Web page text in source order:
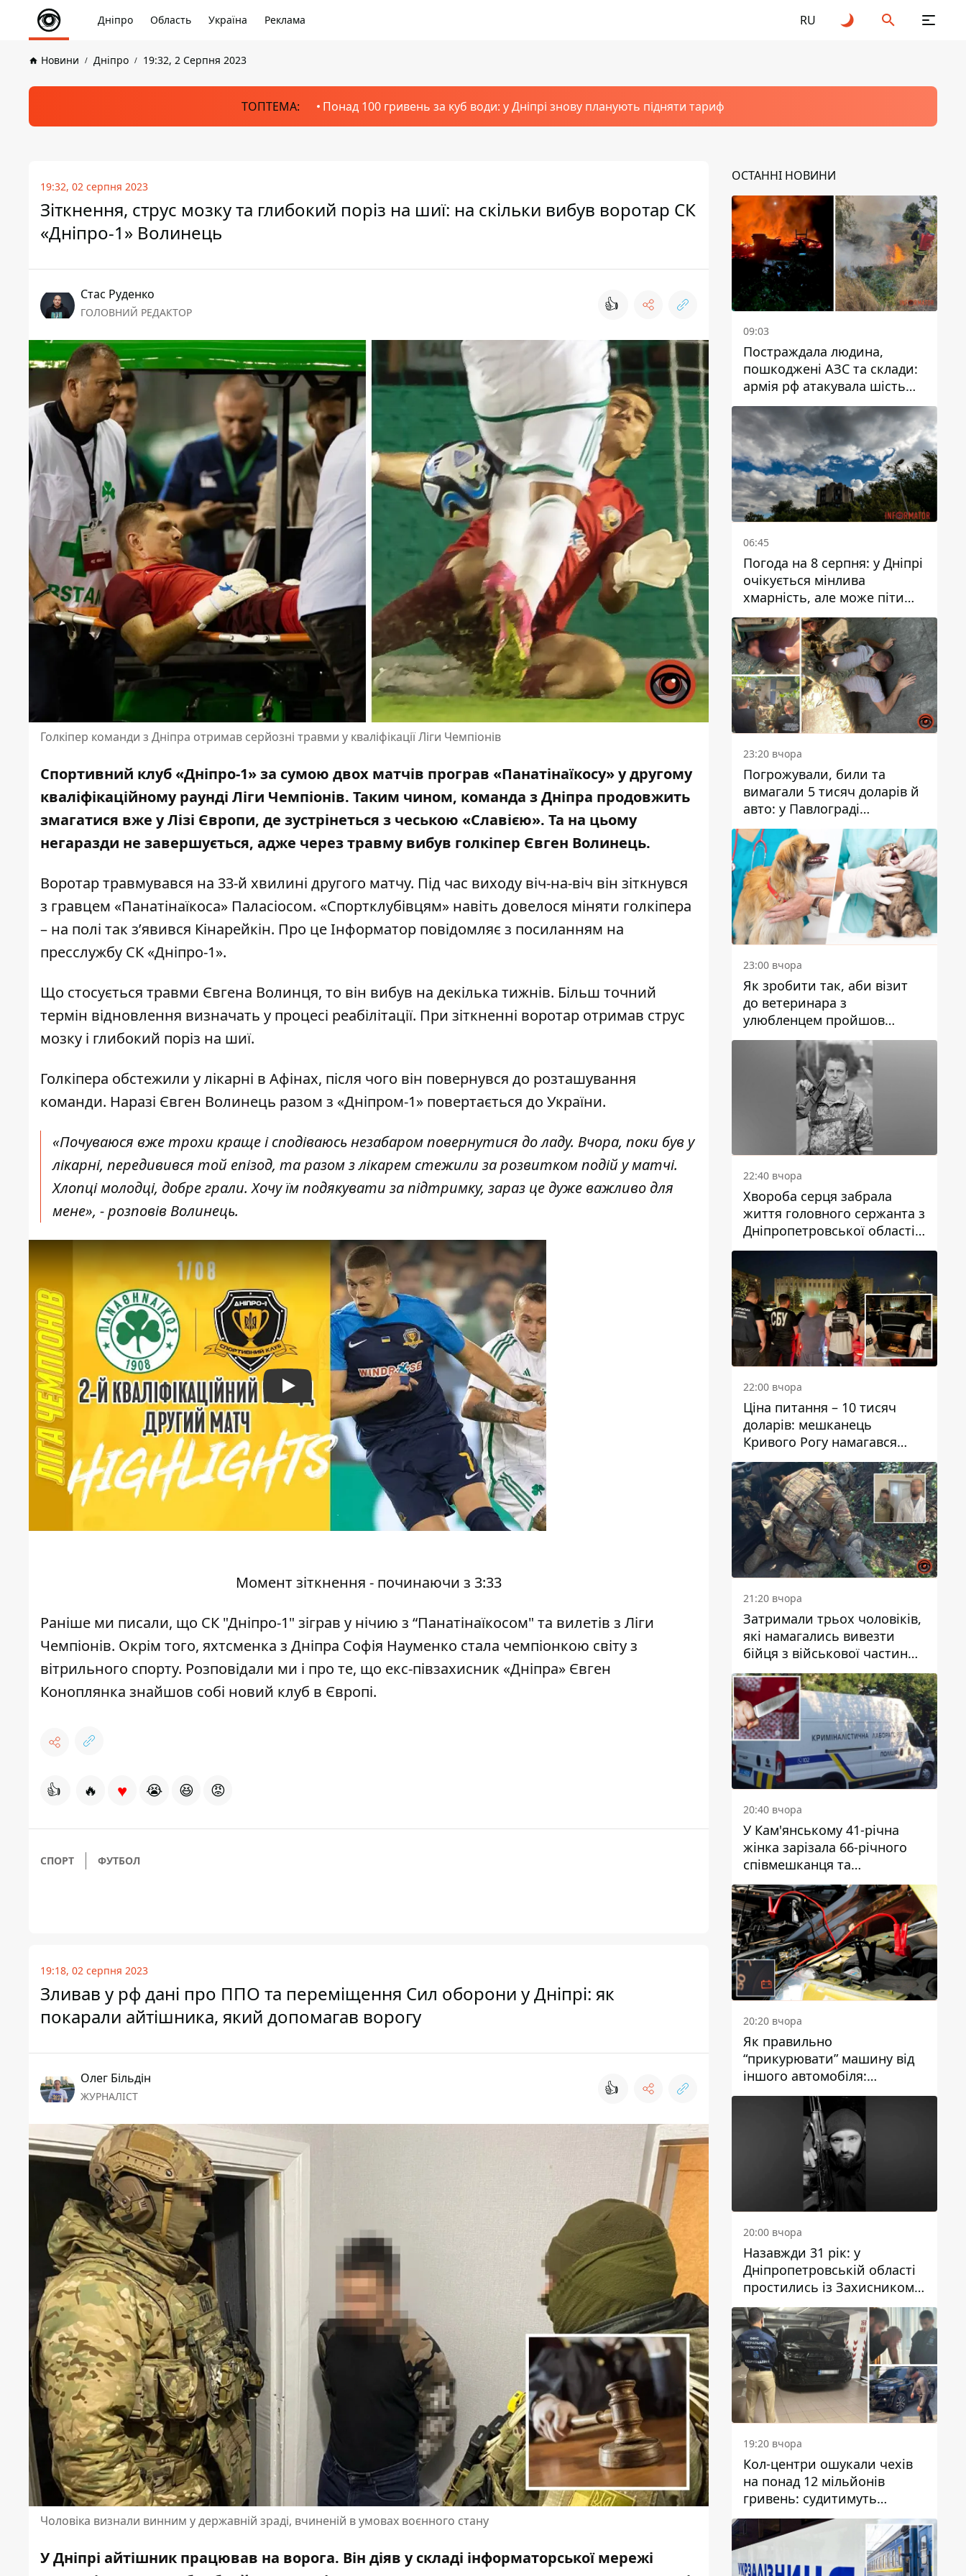
Дніпро Область Україна Реклама RU
Новини Дніпро 19:32, 2 Серпня 2023
ТОПТЕМА: Понад 100 гривень за куб води: у Дніпрі знову планують підняти тариф
19:32, 02 серпня 2023
Зіткнення, струс мозку та глибокий поріз на шиї: на скільки вибув воротар СК
«Дніпро-1» Волинець
Стас Руденко
ГОЛОВНИЙ РЕДАКТОР 👍
Голкіпер команди з Дніпра отримав серйозні травми у кваліфікації Ліги Чемпіонів
Спортивний клуб «Дніпро-1» за сумою двох матчів програв «Панатінаїкосу» у другому
кваліфікаційному раунді Ліги Чемпіонів. Таким чином, команда з Дніпра продовжить
змагатися вже у Лізі Європи, де зустрінеться з чеською «Славією». Та на цьому
негаразди не завершується, адже через травму вибув голкіпер Євген Волинець.
Воротар травмувався на 33-й хвилині другого матчу. Під час виходу віч-на-віч він зіткнувся
з гравцем «Панатінаїкоса» Паласіосом. «Спортклубівцям» навіть довелося міняти голкіпера
– на полі так з’явився Кінарейкін. Про це Інформатор повідомляє з посиланням на
пресслужбу СК «Дніпро-1».
Що стосується травми Євгена Волинця, то він вибув на декілька тижнів. Більш точний
термін відновлення визначать у процесі реабілітації. При зіткненні воротар отримав струс
мозку і глибокий поріз на шиї.
Голкіпера обстежили у лікарні в Афінах, після чого він повернувся до розташування
команди. Наразі Євген Волинець разом з «Дніпром-1» повертається до України.
«Почуваюся вже трохи краще і сподіваюсь незабаром повернутися до ладу. Вчора, поки був у
лікарні, передивився той епізод, та разом з лікарем стежили за розвитком подій у матчі.
Хлопці молодці, добре грали. Хочу їм подякувати за підтримку, зараз це дуже важливо для
мене», - розповів Волинець.
Play
Момент зіткнення - починаючи з 3:33
Раніше ми писали, що СК "Дніпро-1" зіграв у нічию з “Панатінаїкосом" та вилетів з Ліги
Чемпіонів. Окрім того, яхтсменка з Дніпра Софія Науменко стала чемпіонкою світу з
вітрильного спорту. Розповідали ми і про те, що екс-півзахисник «Дніпра» Євген
Коноплянка знайшов собі новий клуб в Європі.
👍 🔥 ♥ 😭 😆 😡
СПОРТ ФУТБОЛ
19:18, 02 серпня 2023
Зливав у рф дані про ППО та переміщення Сил оборони у Дніпрі: як
покарали айтішника, який допомагав ворогу
Олег Більдін
ЖУРНАЛІСТ 👍
Чоловіка визнали винним у державній зраді, вчиненій в умовах воєнного стану
У Дніпрі айтішник працював на ворога. Він діяв у складі інформаторської мережі
ОСТАННІ НОВИНИ
09:03
Постраждала людина,
пошкоджені АЗС та склади:
армія рф атакувала шість
районів Дніпропетровської
області
06:45
Погода на 8 серпня: у Дніпрі
очікується мінлива
хмарність, але може піти
дощ
23:20 вчора
Погрожували, били та
вимагали 5 тисяч доларів й
авто: у Павлограді
затримали двох чоловіків
23:00 вчора
Як зробити так, аби візит
до ветеринара з
улюбленцем пройшов
спокійно: прості поради
22:40 вчора
Хвороба серця забрала
життя головного сержанта з
Дніпропетровської області
Юрія Свистуна
22:00 вчора
Ціна питання – 10 тисяч
доларів: мешканець
Кривого Рогу намагався
переправити чоловіка до
Словаччини
21:20 вчора
Затримали трьох чоловіків,
які намагались вивезти
бійця з військової частини
до Дніпра за 7 тисяч
доларів: серед них був лікар
20:40 вчора
У Кам'янському 41-річна
жінка зарізала 66-річного
співмешканця та
намагалась обманути
поліцейських
20:20 вчора
Як правильно
“прикурювати” машину від
іншого автомобіля:
інструкція для водіїв
20:00 вчора
Назавжди 31 рік: у
Дніпропетровській області
простились із Захисником
Олександром Рєпіним
19:20 вчора
Кол-центри ошукали чехів
на понад 12 мільйонів
гривень: судитимуть
дніпрянина, який
організував
транснаціональну злочинну
організацію